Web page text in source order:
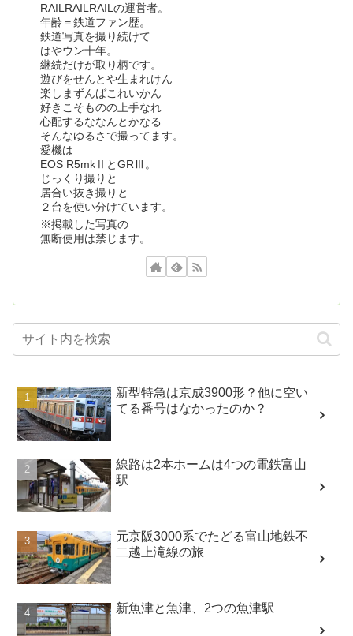
RAILRAILRAILの運営者。
年齢＝鉄道ファン歴。
鉄道写真を撮り続けて
はやウン十年。
継続だけが取り柄です。
遊びをせんとや生まれけん
楽しまずんばこれいかん
好きこそものの上手なれ
心配するななんとかなる
そんなゆるさで撮ってます。
愛機は
EOS R5mkⅡとGRⅢ。
じっくり撮りと
居合い抜き撮りと
２台を使い分けています。
※掲載した写真の
無断使用は禁じます。
新型特急は京成3900形？他に空い
てる番号はなかったのか？
線路は2本ホームは4つの電鉄富山
駅
元京阪3000系でたどる富山地鉄不
二越上滝線の旅
新魚津と魚津、2つの魚津駅